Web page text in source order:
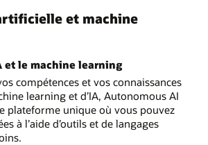
et machine
et le machine learning
compétences et vos connaissances
learning et d’IA, Autonomous AI
plateforme unique où vous pouvez
à l’aide d’outils et de langages